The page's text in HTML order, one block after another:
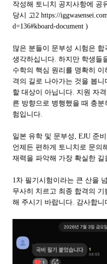
작성해 토니치 공지사항에 공
당시 고2 https://
d=136#kboard-document )
많은 분들이 문부성 시험은
생각하십니다. 하지만 학생들
수학의 핵심 원리를 명확히
격의 길로 나아가는 것을 봅
할 대상이 아닙니다. 지원 자
른 방향으로 병행했을 때 충분
험입니다.
일본 유학 및 문부성, EJU 준
언제든 편하게 토니치로 문의
재력을 파악해 가장 확실한
1차 필기시험이라는 큰 산을
무사히 치르고 최종 합격의
해 주시기 바랍니다. 감사합니